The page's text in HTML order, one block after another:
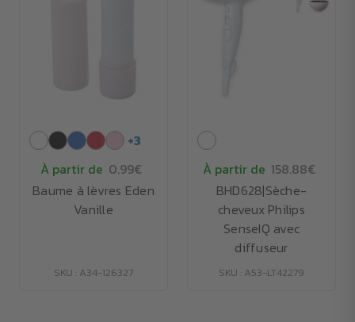
+3
À partir de 0.99€
Baume à lèvres Eden
Vanille
SKU : A34-126327
À partir de 158.88€
BHD628|Sèche-
cheveux Philips
SenseIQ avec
diffuseur
SKU : A53-LT42279